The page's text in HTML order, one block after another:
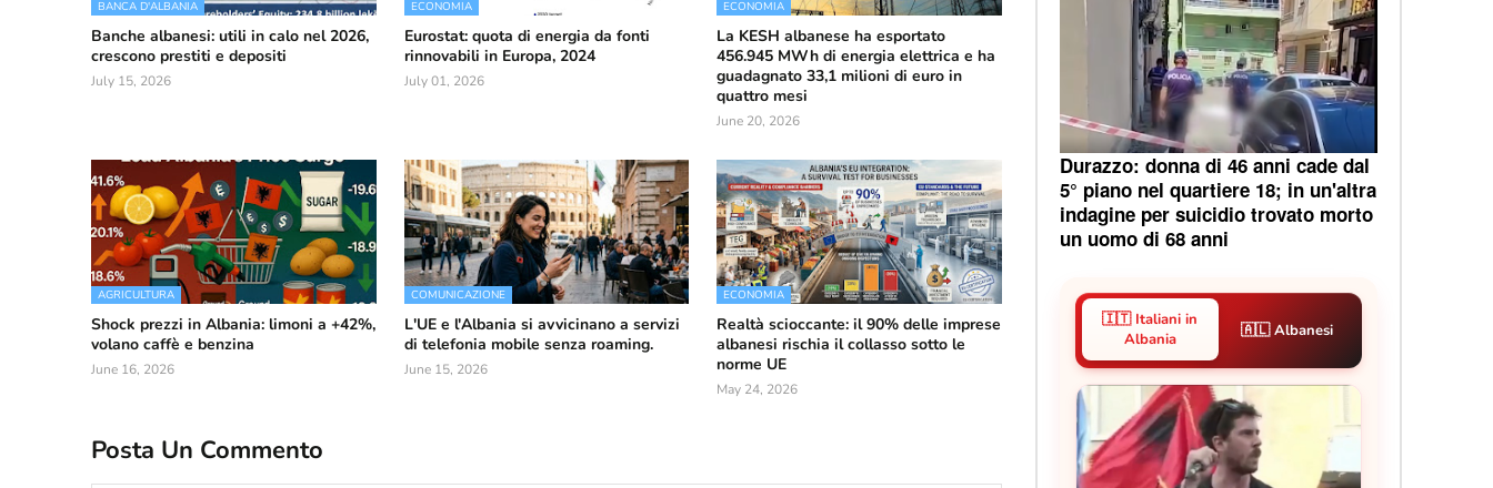
BANCA D'ALBANIA
Banche albanesi: utili in calo nel 2026,
crescono prestiti e depositi
July 15, 2026
ECONOMIA
Eurostat: quota di energia da fonti
rinnovabili in Europa, 2024
July 01, 2026
ECONOMIA
La KESH albanese ha esportato
456.945 MWh di energia elettrica e ha
guadagnato 33,1 milioni di euro in
quattro mesi
June 20, 2026
AGRICULTURA
Shock prezzi in Albania: limoni a +42%,
volano caffè e benzina
June 16, 2026
COMUNICAZIONE
L'UE e l'Albania si avvicinano a servizi
di telefonia mobile senza roaming.
June 15, 2026
ECONOMIA
Realtà scioccante: il 90% delle imprese
albanesi rischia il collasso sotto le
norme UE
May 24, 2026
Posta Un Commento
Durazzo: donna di 46 anni cade dal
5° piano nel quartiere 18; in un'altra
indagine per suicidio trovato morto
un uomo di 68 anni
🇮🇹 Italiani in
Albania
🇦🇱 Albanesi